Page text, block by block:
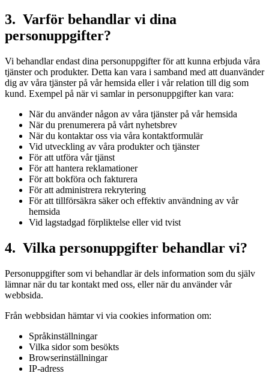
3. Varför behandlar vi dina
personuppgifter?
Vi behandlar endast dina personuppgifter för att kunna erbjuda våra
tjänster och produkter. Detta kan vara i samband med att duanvänder
dig av våra tjänster på vår hemsida eller i vår relation till dig som
kund. Exempel på när vi samlar in personuppgifter kan vara:
När du använder någon av våra tjänster på vår hemsida
När du prenumerera på vårt nyhetsbrev
När du kontaktar oss via våra kontaktformulär
Vid utveckling av våra produkter och tjänster
För att utföra vår tjänst
För att hantera reklamationer
För att bokföra och fakturera
För att administrera rekrytering
För att tillförsäkra säker och effektiv användning av vår
hemsida
Vid lagstadgad förpliktelse eller vid tvist
4. Vilka personuppgifter behandlar vi?
Personuppgifter som vi behandlar är dels information som du själv
lämnar när du tar kontakt med oss, eller när du använder vår
webbsida.
Från webbsidan hämtar vi via cookies information om:
Språkinställningar
Vilka sidor som besökts
Browserinställningar
IP-adress